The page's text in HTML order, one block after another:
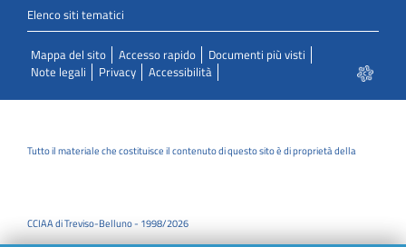
Elenco siti tematici
Mappa del sito Accesso rapido
Documenti più visti
Note legali
Privacy Accessibilità
Tutto il materiale che costituisce il contenuto di questo sito è di proprietà della
CCIAA di Treviso-Belluno - 1998/2026